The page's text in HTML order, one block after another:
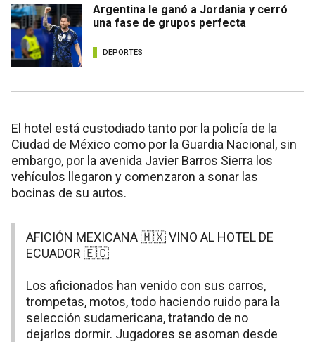
Argentina le ganó a Jordania y cerró
una fase de grupos perfecta
DEPORTES
El hotel está custodiado tanto por la policía de la
Ciudad de México como por la Guardia Nacional, sin
embargo, por la avenida Javier Barros Sierra los
vehículos llegaron y comenzaron a sonar las
bocinas de su autos.
AFICIÓN MEXICANA 🇲🇽 VINO AL HOTEL DE
ECUADOR 🇪🇨
Los aficionados han venido con sus carros,
trompetas, motos, todo haciendo ruido para la
selección sudamericana, tratando de no
dejarlos dormir. Jugadores se asoman desde